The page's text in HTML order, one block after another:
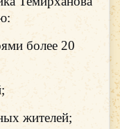
более 20
жителей;